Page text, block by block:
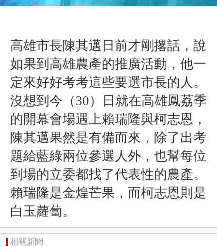
高雄市長陳其邁日前才剛撂話，說
如果到高雄農產的推廣活動，他一
定來好好考考這些要選市長的人。
沒想到今（30）日就在高雄鳳荔季
的開幕會場遇上賴瑞隆與柯志恩，
陳其邁果然是有備而來，除了出考
題給藍綠兩位參選人外，也幫每位
到場的立委都找了代表性的農產。
賴瑞隆是金煌芒果，而柯志恩則是
白玉蘿蔔。
相關新聞